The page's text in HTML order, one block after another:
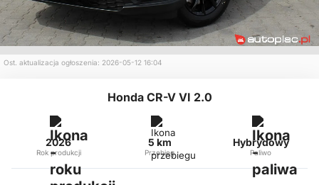
Ost. aktualizacja ogłoszenia: 2026-05-12 16:04
Honda CR-V VI 2.0
2026
Rok produkcji
5 km
Przebieg
Hybrydowy
Paliwo